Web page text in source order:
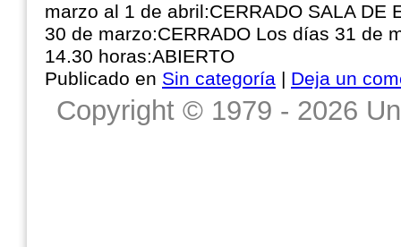
marzo al 1 de abril:CERRADO SALA DE
30 de marzo:CERRADO Los días 31 de
14.30 horas:ABIERTO
Publicado en Sin categoría | Deja un
Copyright © 1979 - 2026